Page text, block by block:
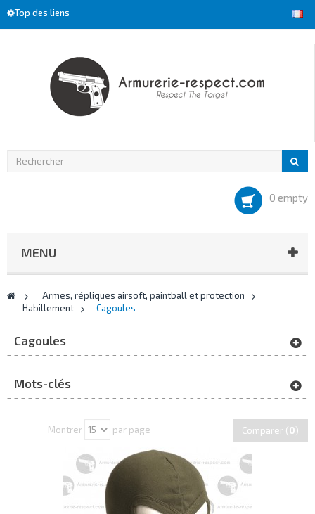
Top des liens
0 empty
MENU
>
Armes, répliques airsoft, paintball et protection
Habillement > Cagoules
Cagoules
Mots-clés
Montrer par page Comparer (0)